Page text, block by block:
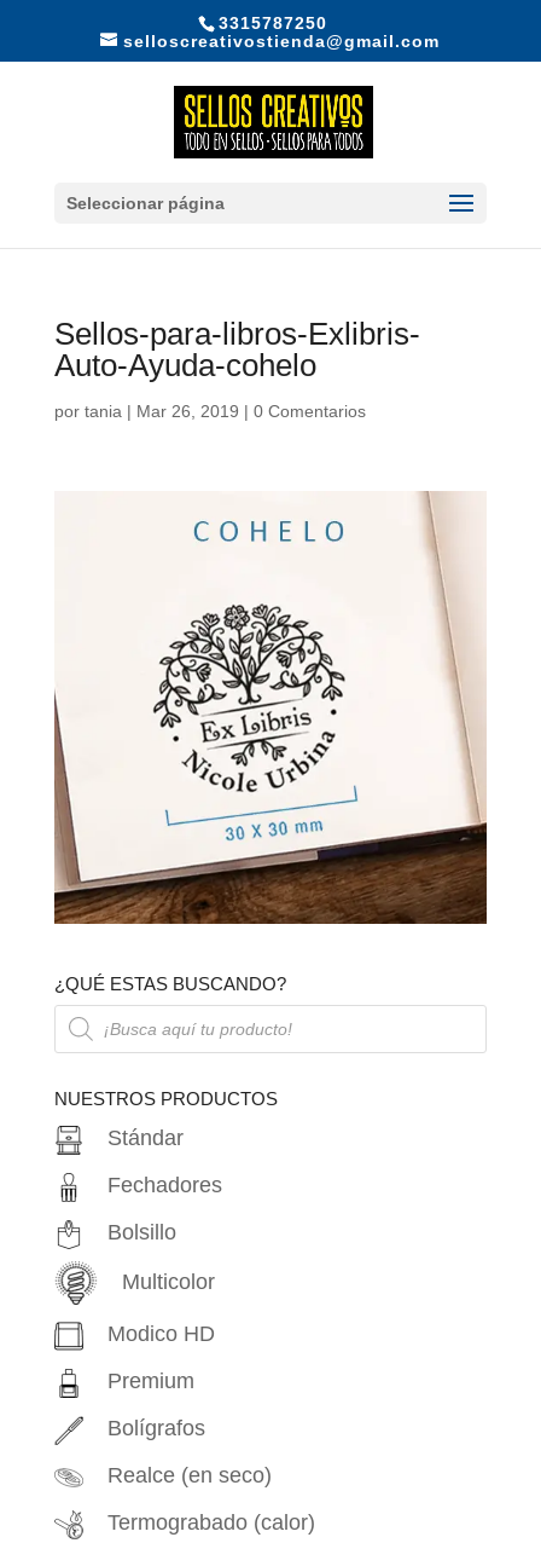
3315787250
selloscreativostienda@gmail.com
Seleccionar página
Sellos-para-libros-Exlibris-
Auto-Ayuda-cohelo
por tania | Mar 26, 2019 | 0 Comentarios
¿QUÉ ESTAS BUSCANDO?
Búsqueda
de
productos
NUESTROS PRODUCTOS
Stándar
Fechadores
Bolsillo
Multicolor
Modico HD
Premium
Bolígrafos
Realce (en seco)
Termograbado (calor)